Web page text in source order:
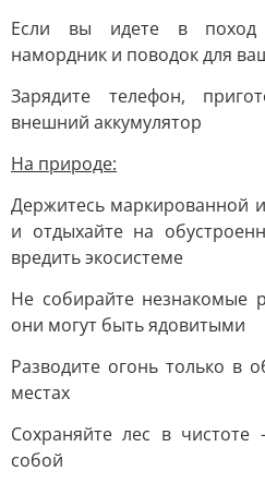
Если вы идете в поход
намордник и поводок для
Зарядите телефон,
внешний аккумулятор
На природе:
Держитесь маркированной
и отдыхайте на
вредить экосистеме
Не собирайте незнакомые
они могут быть ядовитыми
Разводите огонь только в
местах
Сохраняйте лес в чистоте
собой